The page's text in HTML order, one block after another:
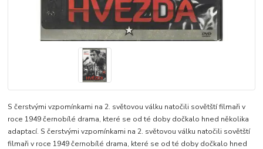
S čerstvými vzpomínkami na 2. světovou válku natočili sovětští filmaři v
roce 1949 černobílé drama, které se od té doby dočkalo hned několika
adaptací. S čerstvými vzpomínkami na 2. světovou válku natočili sovětští
filmaři v roce 1949 černobílé drama, které se od té doby dočkalo hned